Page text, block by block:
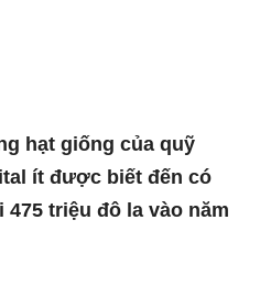
hạt giống của quỹ
ít được biết đến có
triệu đô la vào năm